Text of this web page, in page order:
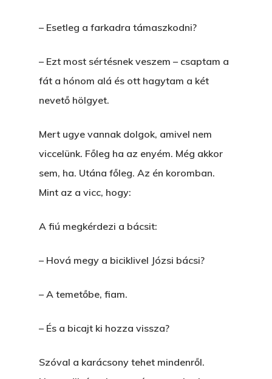
– Esetleg a farkadra támaszkodni?
– Ezt most sértésnek veszem – csaptam a
fát a hónom alá és ott hagytam a két
nevető hölgyet.
Mert ugye vannak dolgok, amivel nem
viccelünk. Főleg ha az enyém. Még akkor
sem, ha. Utána főleg. Az én koromban.
Mint az a vicc, hogy:
A fiú megkérdezi a bácsit:
– Hová megy a biciklivel Józsi bácsi?
– A temetőbe, fiam.
– És a bicajt ki hozza vissza?
Szóval a karácsony tehet mindenről.